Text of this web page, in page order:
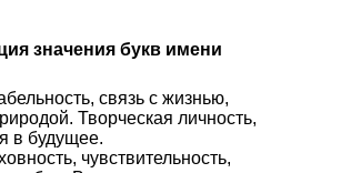
значения букв имени
связь с жизнью,
Творческая личность,
в будущее.
чувствительность,